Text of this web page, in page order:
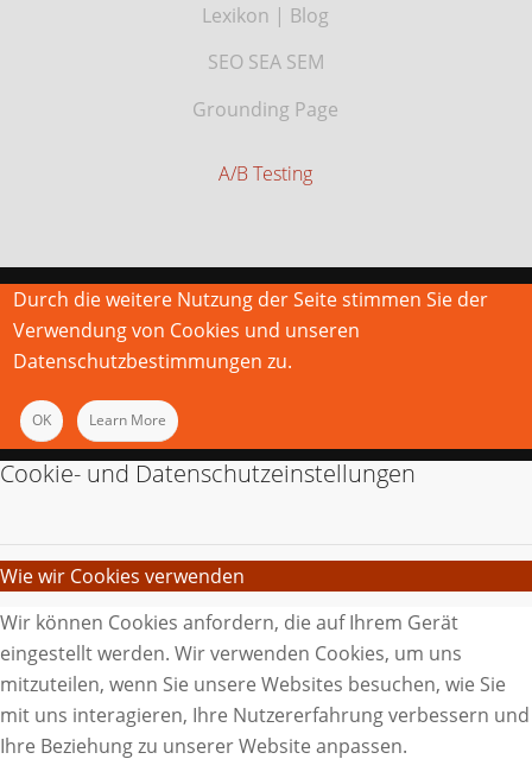
Lexikon | Blog
SEO SEA SEM
Grounding Page
A/B Testing
Durch die weitere Nutzung der Seite stimmen Sie der
Verwendung von Cookies und unseren
Datenschutzbestimmungen zu.
OK Learn More
Cookie- und Datenschutzeinstellungen
Wie wir Cookies verwenden
Wir können Cookies anfordern, die auf Ihrem Gerät
eingestellt werden. Wir verwenden Cookies, um uns
mitzuteilen, wenn Sie unsere Websites besuchen, wie Sie
mit uns interagieren, Ihre Nutzererfahrung verbessern und
Ihre Beziehung zu unserer Website anpassen.